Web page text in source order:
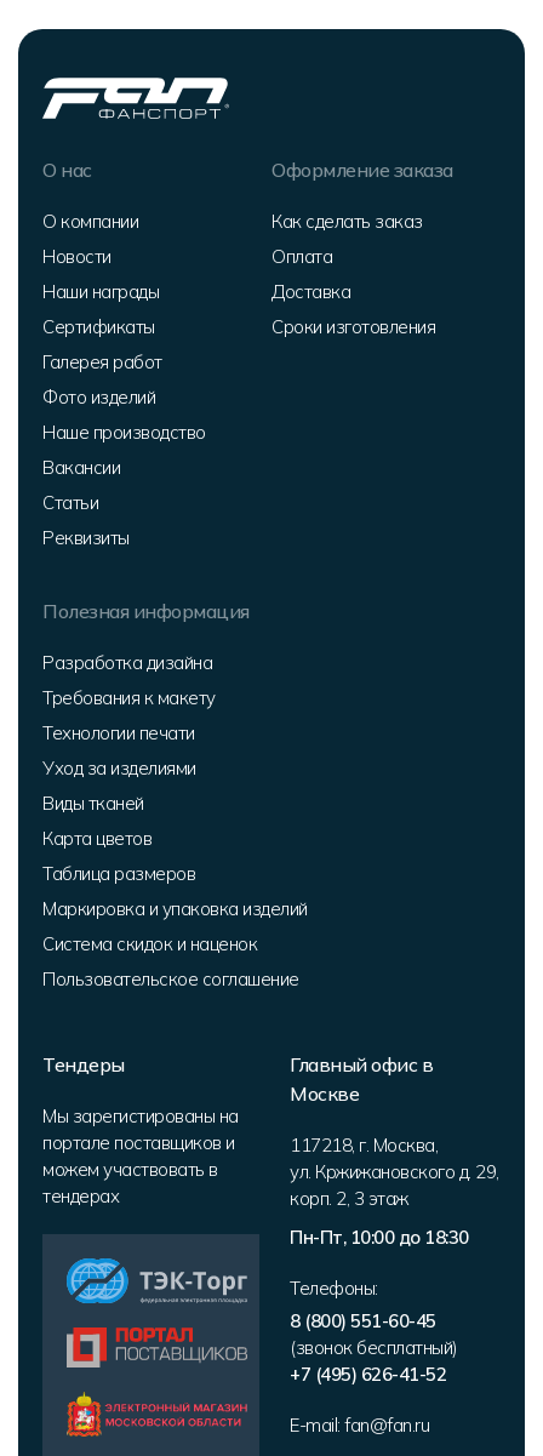
О нас
О компании
Новости
Наши награды
Сертификаты
Галерея работ
Фото изделий
Наше производство
Вакансии
Статьи
Реквизиты
Оформление заказа
Как сделать заказ
Оплата
Доставка
Сроки изготовления
Полезная информация
Разработка дизайна
Требования к макету
Технологии печати
Уход за изделиями
Виды тканей
Карта цветов
Таблица размеров
Маркировка и упаковка изделий
Система скидок и наценок
Пользовательское соглашение
Тендеры
Мы зарегистированы на
портале поставщиков и
можем участвовать в
тендерах
Главный офис в
Москве
117218, г. Москва,
ул. Кржижановского д. 29,
корп. 2, 3 этаж
Пн-Пт, 10:00 до 18:30
Телефоны:
8 (800) 551-60-45
(звонок бесплатный)
+7 (495) 626-41-52
E-mail: fan@fan.ru